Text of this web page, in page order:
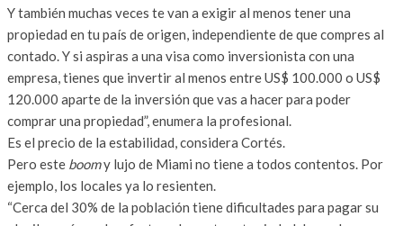
Y también muchas veces te van a exigir al menos tener una
propiedad en tu país de origen, independiente de que compres al
contado. Y si aspiras a una visa como inversionista con una
empresa, tienes que invertir al menos entre US$ 100.000 o US$
120.000 aparte de la inversión que vas a hacer para poder
comprar una propiedad”, enumera la profesional.
Es el precio de la estabilidad, considera Cortés.
Pero este boomy lujo de Miami no tiene a todos contentos. Por
ejemplo, los locales ya lo resienten.
“Cerca del 30% de la población tiene dificultades para pagar su